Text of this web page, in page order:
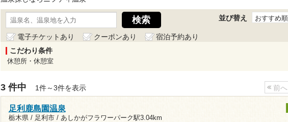
並び替え おすすめ順
電子チケットあり クーポンあり
宿泊予約あり
こだわり条件
休憩所・休憩室
3 件中 1件～3件を表示 前へ
足利鹿島園温泉
栃木県 / 足利市 / あしかがフラワーパーク駅3.04km